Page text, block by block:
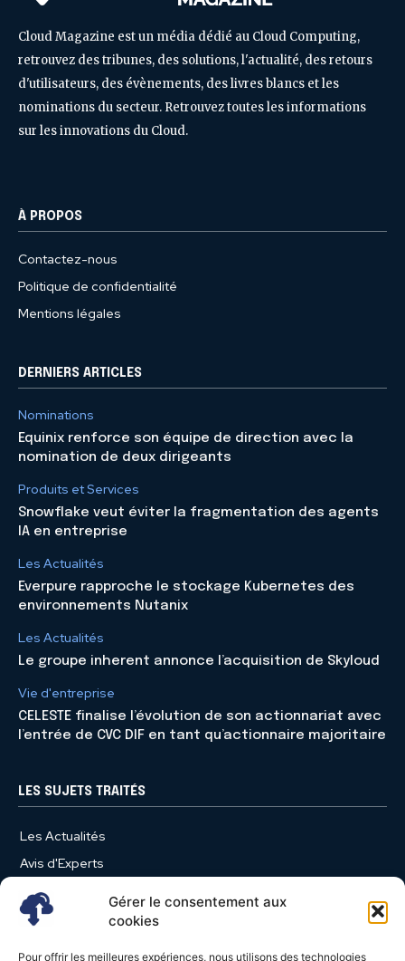
Gérer le consentement aux
cookies
Pour offrir les meilleures expériences, nous utilisons des technologies
Cloud Magazine est un média dédié au Cloud Computing,
retrouvez des tribunes, des solutions, l'actualité, des retours
d'utilisateurs, des évènements, des livres blancs et les
nominations du secteur. Retrouvez toutes les informations
sur les innovations du Cloud.
À PROPOS
Contactez-nous
Politique de confidentialité
Mentions légales
DERNIERS ARTICLES
Nominations
Equinix renforce son équipe de direction avec la
nomination de deux dirigeants
Produits et Services
Snowflake veut éviter la fragmentation des agents
IA en entreprise
Les Actualités
Everpure rapproche le stockage Kubernetes des
environnements Nutanix
Les Actualités
Le groupe inherent annonce l’acquisition de Skyloud
Vie d'entreprise
CELESTE finalise l’évolution de son actionnariat avec
l’entrée de CVC DIF en tant qu’actionnaire majoritaire
LES SUJETS TRAITÉS
Les Actualités
Avis d'Experts
Produits et Services
Vie d'entreprise